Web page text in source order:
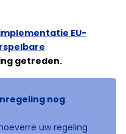
EU-
getreden.
nog
uw regeling